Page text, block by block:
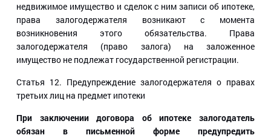
недвижимое имущество и сделок с ним записи об ипотеке,
права залогодержателя возникают с момента
возникновения этого обязательства. Права
залогодержателя (право залога) на заложенное
имущество не подлежат государственной регистрации.
Статья 12. Предупреждение залогодержателя о правах
третьих лиц на предмет ипотеки
При заключении договора об ипотеке залогодатель
обязан в письменной форме предупредить